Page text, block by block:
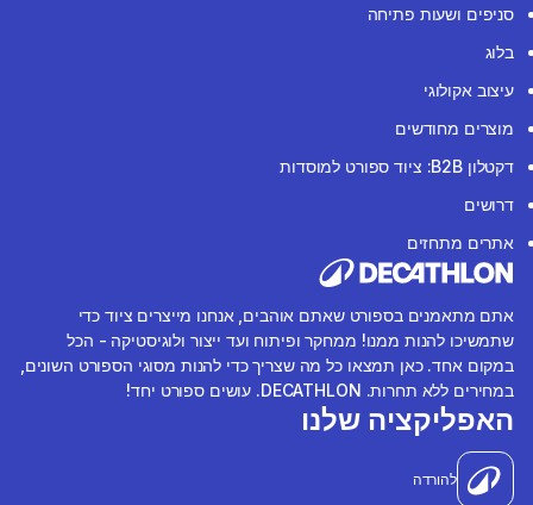
סניפים ושעות פתיחה
בלוג
עיצוב אקולוגי
מוצרים מחודשים
דקטלון B2B: ציוד ספורט למוסדות
דרושים
אתרים מתחזים
אתם מתאמנים בספורט שאתם אוהבים, אנחנו מייצרים ציוד כדי
שתמשיכו להנות ממנו! ממחקר ופיתוח ועד ייצור ולוגיסטיקה - הכל
במקום אחד. כאן תמצאו כל מה שצריך כדי להנות מסוגי הספורט השונים,
במחירים ללא תחרות. DECATHLON. עושים ספורט יחד!
האפליקציה שלנו
להורדה